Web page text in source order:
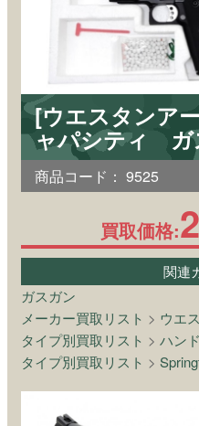
[ウエスタンア
ャパシティ ガ
商品コード： 9525
買取価格:
関連
ガスガン
メーカー買取リスト > ウエ
タイプ別買取リスト > ハン
タイプ別買取リスト >